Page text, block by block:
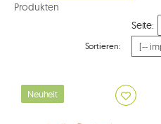
Produkten
Seite:
Sortieren:
Neuheit